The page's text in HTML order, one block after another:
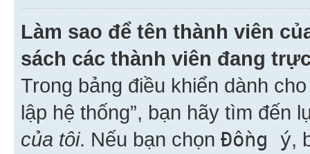
Làm sao để tên thành viên
sách các thành viên đang
Trong bảng điều khiển dành
lập hệ thống”, bạn hãy tìm đến
của tôi. Nếu bạn chọn Đồng ý,